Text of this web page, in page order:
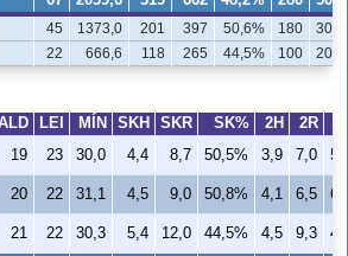
45 1373,0 201 397 50,6% 180
302
22 666,6 118 265 44,5% 100 204
LEI MÍN SKH SKR SK% 2H 2R
19 23 30,0 4,4 8,7 50,5% 3,9 7,0
20 22 31,1 4,5 9,0 50,8% 4,1 6,5
21 22 30,3 5,4 12,0 44,5% 4,5 9,3